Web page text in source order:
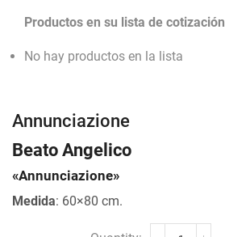
Productos en su lista de cotización
No hay productos en la lista
Annunciazione
Beato Angelico
«Annunciazione»
Medida: 60×80 cm.